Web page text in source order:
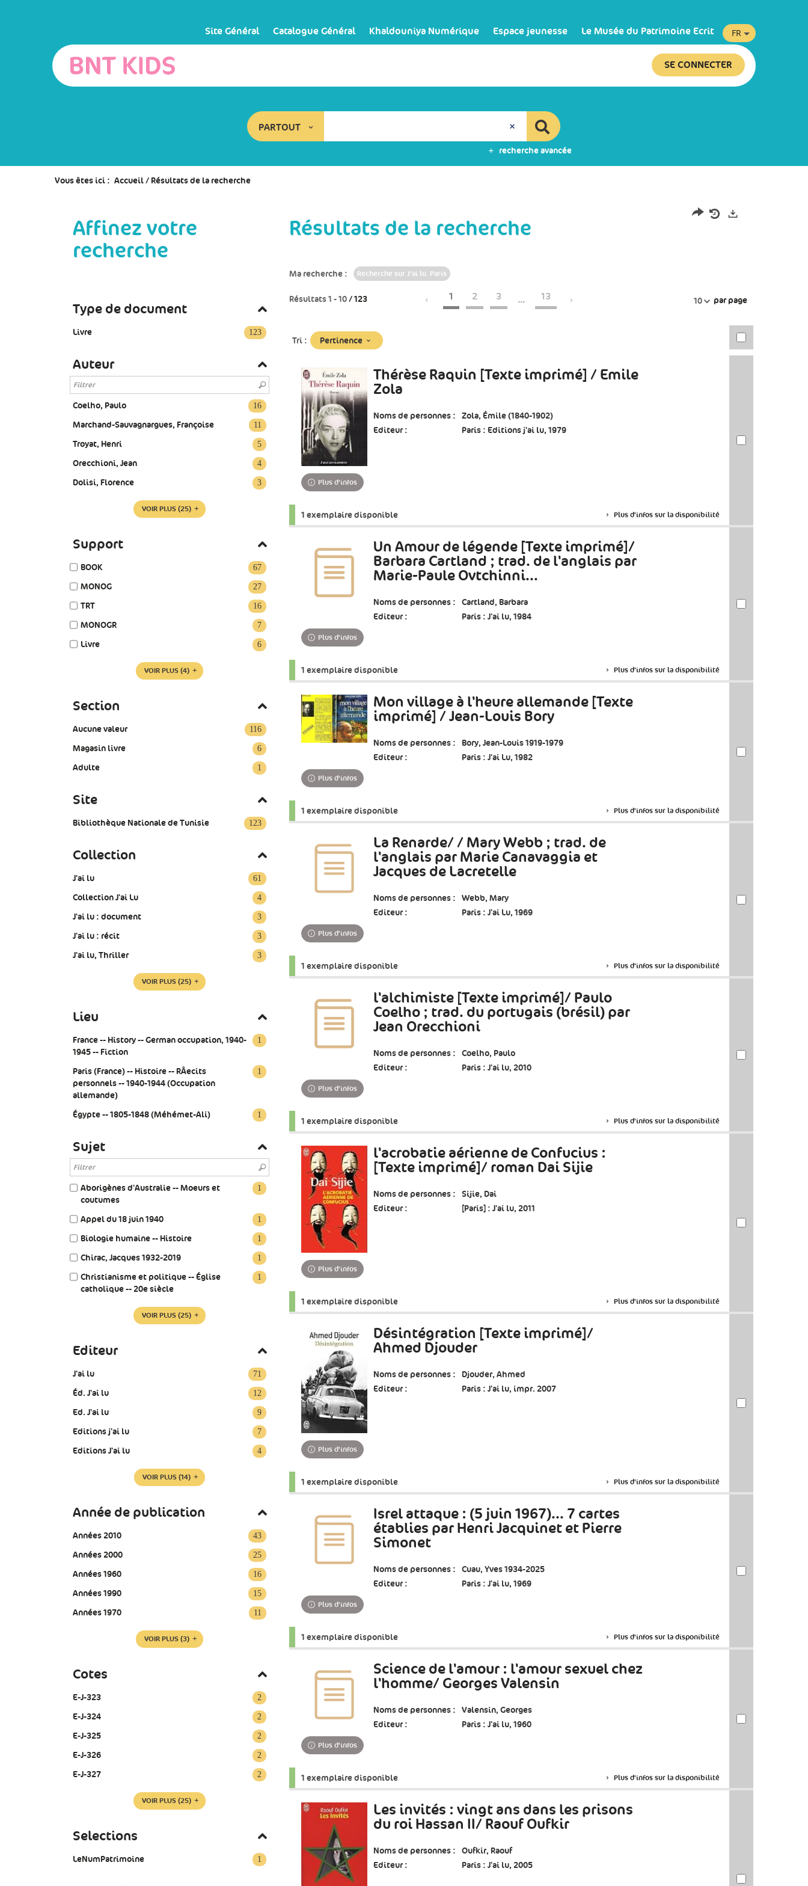
Site Général Catalogue Général Khaldouniya Numérique Espace jeunesse Le Musée du Patrimoine Ecrit
SE CONNECTER
PARTOUT
recherche avancée
Vous êtes ici : Accueil/ Résultats de la recherche
FR
Résultats de la recherche
Ma recherche : Recherche sur J'ai lu. Paris
Résultats1 -10/ 123 1 2 3 ... 13 10 par page
Tri : (Mise
immédiate)
Pertinence
Thérèse Raquin [Texte imprimé] / Emile
Zola
Noms de personnes :
Zola, Émile (1840-1902)
Editeur :
Paris : Editions j'ai lu, 1979
Plus d'infos
1 exemplaire disponible Plus d'infos sur la disponibilité
Un Amour de légende [Texte imprimé]/
Barbara Cartland ; trad. de l'anglais par
Marie-Paule Ovtchinni...
Noms de personnes :
Cartland, Barbara
Editeur :
Paris : J'ai lu, 1984
Plus d'infos
1 exemplaire disponible Plus d'infos sur la disponibilité
Mon village à l'heure allemande [Texte
imprimé] / Jean-Louis Bory
Noms de personnes :
Bory, Jean-Louis 1919-1979
Editeur :
Paris : J'ai Lu, 1982
Plus d'infos
1 exemplaire disponible Plus d'infos sur la disponibilité
La Renarde/ / Mary Webb ; trad. de
l'anglais par Marie Canavaggia et
Jacques de Lacretelle
Noms de personnes :
Webb, Mary
Editeur :
Paris : J'ai Lu, 1969
Plus d'infos
1 exemplaire disponible Plus d'infos sur la disponibilité
l'alchimiste [Texte imprimé]/ Paulo
Coelho ; trad. du portugais (brésil) par
Jean Orecchioni
Noms de personnes :
Coelho, Paulo
Editeur :
Paris : J'ai lu, 2010
Plus d'infos
1 exemplaire disponible Plus d'infos sur la disponibilité
l'acrobatie aérienne de Confucius :
[Texte imprimé]/ roman Dai Sijie
Noms de personnes :
Sijie, Dai
Editeur :
[Paris] : J'ai lu, 2011
Plus d'infos
1 exemplaire disponible Plus d'infos sur la disponibilité
Désintégration [Texte imprimé]/
Ahmed Djouder
Noms de personnes :
Djouder, Ahmed
Editeur :
Paris : J'ai lu, impr. 2007
Plus d'infos
1 exemplaire disponible Plus d'infos sur la disponibilité
Isrel attaque : (5 juin 1967)... 7 cartes
établies par Henri Jacquinet et Pierre
Simonet
Noms de personnes :
Cuau, Yves 1934-2025
Editeur :
Paris : J'ai lu, 1969
Plus d'infos
1 exemplaire disponible Plus d'infos sur la disponibilité
Science de l'amour : l'amour sexuel chez
l'homme/ Georges Valensin
Noms de personnes :
Valensin, Georges
Editeur :
Paris : J'ai lu, 1960
Plus d'infos
1 exemplaire disponible Plus d'infos sur la disponibilité
Les invités : vingt ans dans les prisons
du roi Hassan II/ Raouf Oufkir
Noms de personnes :
Oufkir, Raouf
Editeur :
Paris : J'ai lu, 2005
Affinez votre
recherche
Type de document
123
Livre
Auteur
16
Coelho, Paulo
11
Marchand-Sauvagnargues, Françoise
5
Troyat, Henri
4
Orecchioni, Jean
3
Dolisi, Florence
VOIR PLUS (25)
Support
67
BOOK
27
MONOG
16
TRT
7
MONOGR
6
Livre
VOIR PLUS (4)
Section
116
Aucune valeur
6
Magasin livre
1
Adulte
Site
123
Bibliothèque Nationale de Tunisie
Collection
61
J'ai lu
4
Collection J'ai Lu
3
J'ai lu : document
3
J'ai lu : récit
3
J'ai lu, Thriller
VOIR PLUS (25)
Lieu
1
France -- History -- German occupation, 1940-
1945 -- Fiction
1
Paris (France) -- Histoire -- RÂecits
personnels -- 1940-1944 (Occupation
allemande)
1
Égypte -- 1805-1848 (Méhémet-Ali)
Sujet
1
Aborigènes d'Australie -- Moeurs et
coutumes
1
Appel du 18 juin 1940
1
Biologie humaine -- Histoire
1
Chirac, Jacques 1932-2019
1
Christianisme et politique -- Église
catholique -- 20e siècle
VOIR PLUS (25)
Editeur
71
J'ai lu
12
Éd. J'ai lu
9
Ed. J'ai lu
7
Editions j'ai lu
4
Editions J'ai lu
VOIR PLUS (14)
Année de publication
43
Années 2010
25
Années 2000
16
Années 1960
15
Années 1990
11
Années 1970
VOIR PLUS (3)
Cotes
2
E-J-323
2
E-J-324
2
E-J-325
2
E-J-326
2
E-J-327
VOIR PLUS (25)
Selections
1
LeNumPatrimoine